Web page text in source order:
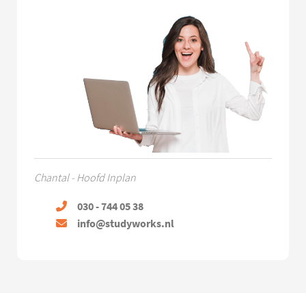
Chantal - Hoofd Inplan
030 - 744 05 38
info@studyworks.nl